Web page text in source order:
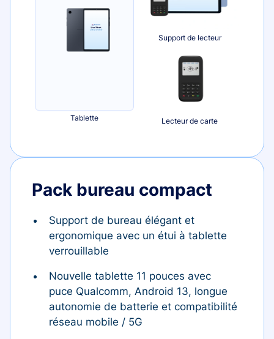
Tablette
Support de lecteur
Lecteur de carte
Pack bureau compact
Support de bureau élégant et
ergonomique avec un étui à tablette
verrouillable
Nouvelle tablette 11 pouces avec
puce Qualcomm, Android 13, longue
autonomie de batterie et compatibilité
réseau mobile / 5G